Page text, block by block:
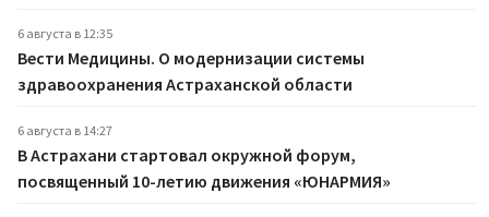
6 августа в 12:35
Вести Медицины. О модернизации системы
здравоохранения Астраханской области
6 августа в 14:27
В Астрахани стартовал окружной форум,
посвященный 10-летию движения «ЮНАРМИЯ»